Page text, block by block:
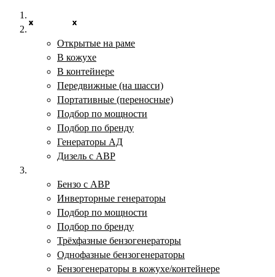
Открытые на раме
В кожухе
В контейнере
Передвижные (на шасси)
Портативные (переносные)
Подбор по мощности
Подбор по бренду
Генераторы АД
Дизель с АВР
Бензо с АВР
Инверторные генераторы
Подбор по мощности
Подбор по бренду
Трёхфазные бензогенераторы
Однофазные бензогенераторы
Бензогенераторы в кожухе/контейнере
x x
x
x x
x
x x
x
x x
x
x x
x
x x
x
x x
x
x x
x
x x
x
x x
x
x x
x
x x
x
x x
x
x x
x
x x
x
x x
x
x x
x